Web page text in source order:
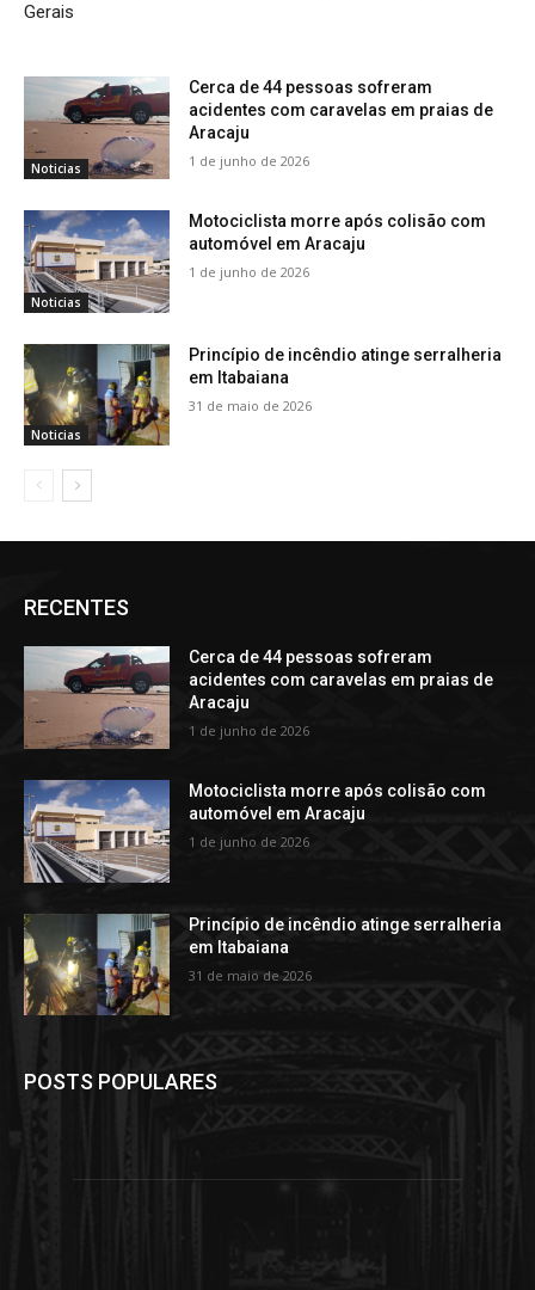
Gerais
Noticias
Cerca de 44 pessoas sofreram
acidentes com caravelas em praias de
Aracaju
1 de junho de 2026
Noticias
Motociclista morre após colisão com
automóvel em Aracaju
1 de junho de 2026
Noticias
Princípio de incêndio atinge serralheria
em Itabaiana
31 de maio de 2026
RECENTES
Cerca de 44 pessoas sofreram
acidentes com caravelas em praias de
Aracaju
1 de junho de 2026
Motociclista morre após colisão com
automóvel em Aracaju
1 de junho de 2026
Princípio de incêndio atinge serralheria
em Itabaiana
31 de maio de 2026
POSTS POPULARES